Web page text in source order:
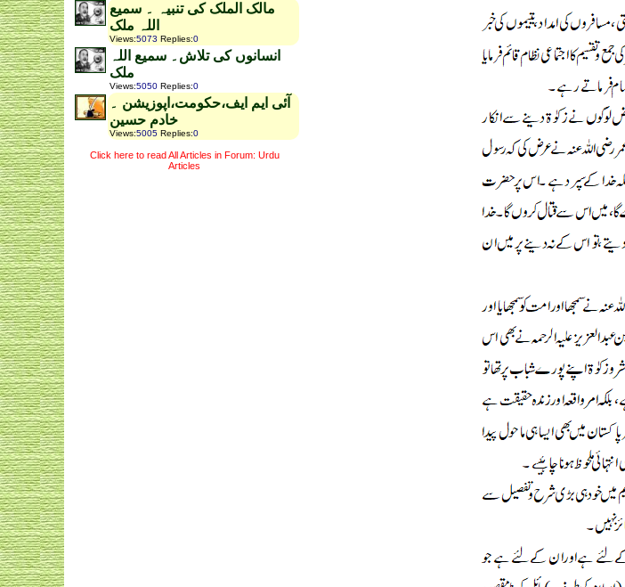
مالک الملک کی تنبیہ ۔ سمیع
اللہ ملک
Views:5073 Replies:0
انسانوں کی تلاش۔ سمیع اللہ
ملک
Views:5050 Replies:0
آئی ایم ایف،حکومت،اپوزیشن ۔
خادم حسین
Views:5005 Replies:0
Click here to read All Articles in Forum: Urdu
Articles